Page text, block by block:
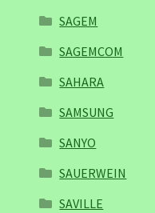
SAGEM
SAGEMCOM
SAHARA
SAMSUNG
SANYO
SAUERWEIN
SAVILLE